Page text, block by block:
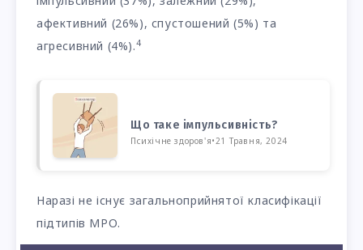
афективний (26%), спустошений (5%) та
агресивний (4%).4
Що таке імпульсивність?
Психічне здоров'я•21 Травня, 2024
Наразі не існує загальноприйнятої класифікації
підтипів МРО.